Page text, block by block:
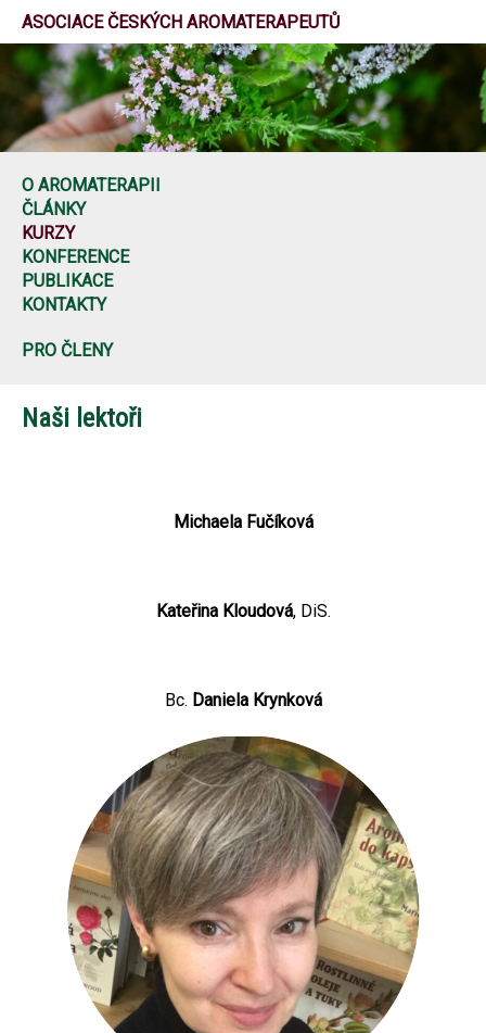
ASOCIACE ČESKÝCH AROMATERAPEUTŮ
O AROMATERAPII
ČLÁNKY
KURZY
KONFERENCE
PUBLIKACE
KONTAKTY
PRO ČLENY
Naši lektoři
Michaela Fučíková
Kateřina Kloudová, DiS.
Bc. Daniela Krynková